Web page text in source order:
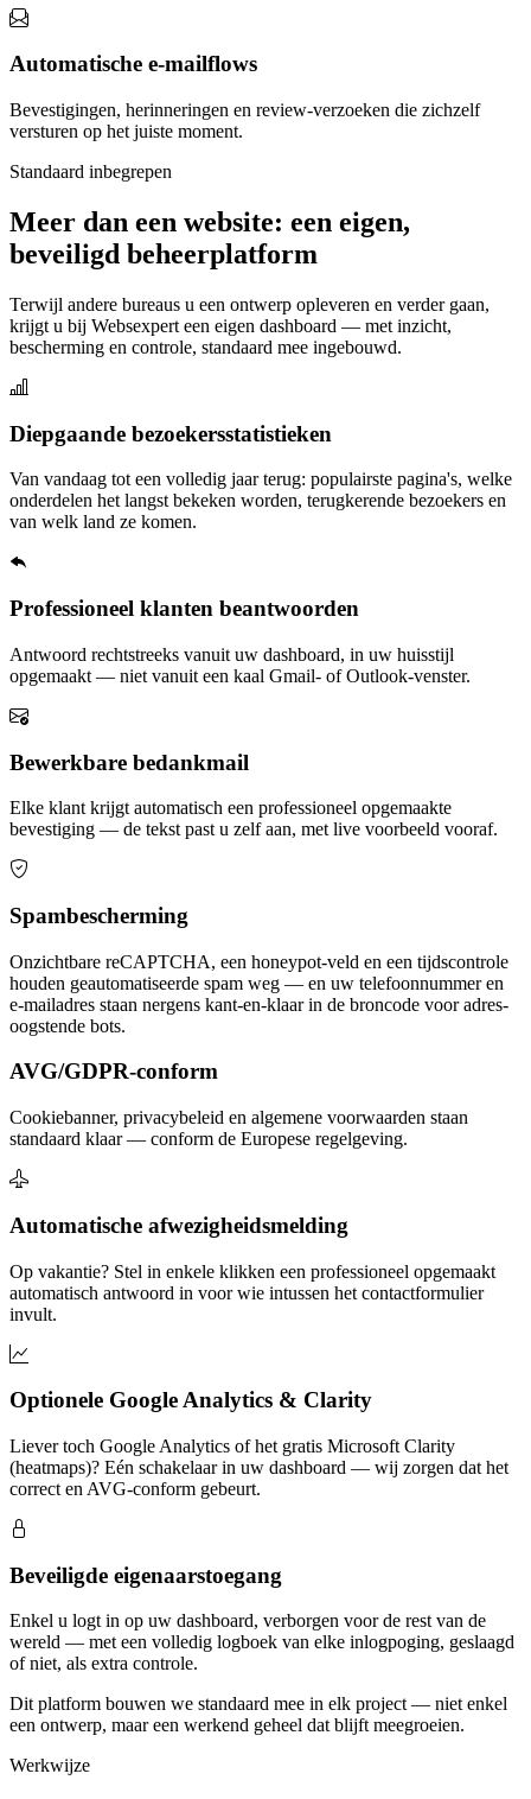
Automatische e-mailflows
Bevestigingen, herinneringen en review-verzoeken die zichzelf
versturen op het juiste moment.
Standaard inbegrepen
Meer dan een website: een eigen,
beveiligd beheerplatform
Terwijl andere bureaus u een ontwerp opleveren en verder gaan,
krijgt u bij Websexpert een eigen dashboard — met inzicht,
bescherming en controle, standaard mee ingebouwd.
Diepgaande bezoekersstatistieken
Van vandaag tot een volledig jaar terug: populairste pagina's, welke
onderdelen het langst bekeken worden, terugkerende bezoekers en
van welk land ze komen.
Professioneel klanten beantwoorden
Antwoord rechtstreeks vanuit uw dashboard, in uw huisstijl
opgemaakt — niet vanuit een kaal Gmail- of Outlook-venster.
Bewerkbare bedankmail
Elke klant krijgt automatisch een professioneel opgemaakte
bevestiging — de tekst past u zelf aan, met live voorbeeld vooraf.
Spambescherming
Onzichtbare reCAPTCHA, een honeypot-veld en een tijdscontrole
houden geautomatiseerde spam weg — en uw telefoonnummer en
e-mailadres staan nergens kant-en-klaar in de broncode voor adres-
oogstende bots.
AVG/GDPR-conform
Cookiebanner, privacybeleid en algemene voorwaarden staan
standaard klaar — conform de Europese regelgeving.
Automatische afwezigheidsmelding
Op vakantie? Stel in enkele klikken een professioneel opgemaakt
automatisch antwoord in voor wie intussen het contactformulier
invult.
Optionele Google Analytics & Clarity
Liever toch Google Analytics of het gratis Microsoft Clarity
(heatmaps)? Eén schakelaar in uw dashboard — wij zorgen dat het
correct en AVG-conform gebeurt.
Beveiligde eigenaarstoegang
Enkel u logt in op uw dashboard, verborgen voor de rest van de
wereld — met een volledig logboek van elke inlogpoging, geslaagd
of niet, als extra controle.
Dit platform bouwen we standaard mee in elk project — niet enkel
een ontwerp, maar een werkend geheel dat blijft meegroeien.
Werkwijze